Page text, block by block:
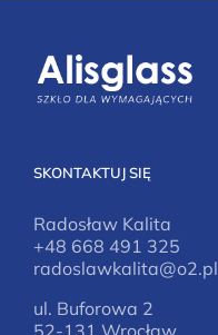
SKONTAKTUJ SIĘ
Radosław Kalita
+48 668 491 325
radoslawkalita@o2.pl
ul. Buforowa 2
52-131 Wrocław